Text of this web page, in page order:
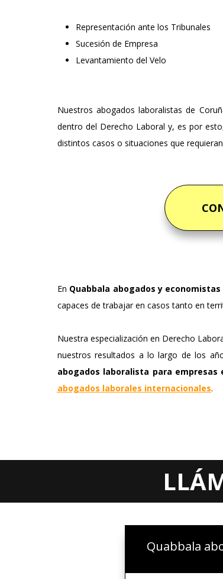
Representación ante los Tribunales
Sucesión de Empresa
Levantamiento del Velo
Nuestros abogados laboralistas de
dentro del Derecho Laboral y, es por
distintos casos o situaciones que
En Quabbala abogados y economistas
capaces de trabajar en casos tanto en
Nuestra especialización en Derecho
nuestros resultados a lo largo de los
abogados laboralista para empresas
abogados laborales internacionales.
Quabbala